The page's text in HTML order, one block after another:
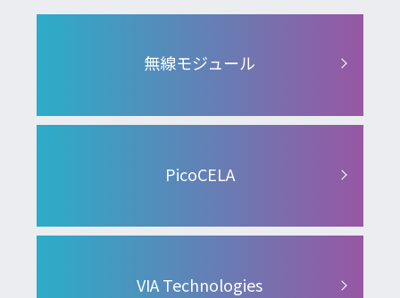
無線モジュール
PicoCELA
VIA Technologies